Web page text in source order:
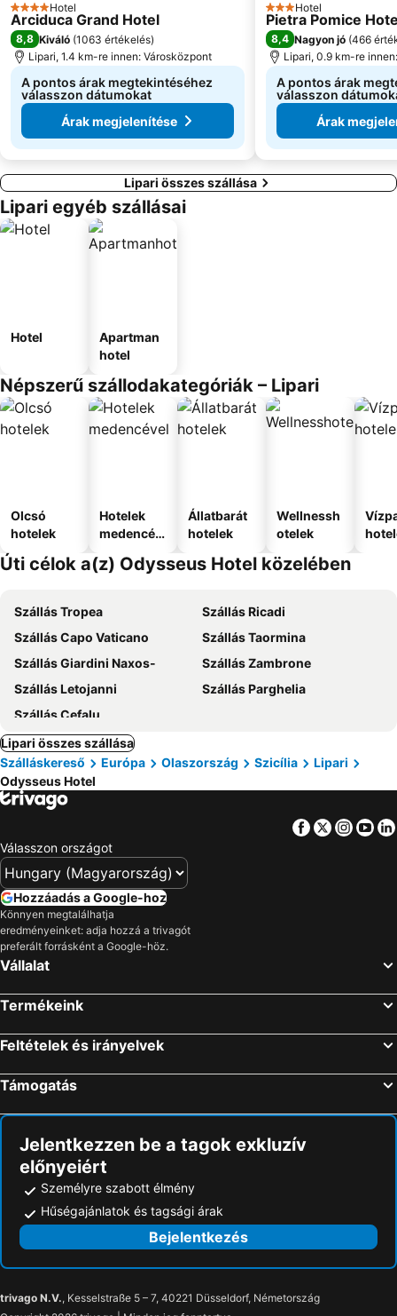
4 Kategória
Hotel
Arciduca Grand Hotel
8,8 Kiváló (1063 értékelés)
Lipari, 1.4 km-re innen: Városközpont
A pontos árak megtekintéséhez
válasszon dátumokat
Árak megjelenítése
3 Kategória
Hotel
Pietra Pomice
8,4 Nagyon jó (466
Lipari, 0.9 km-re
A pontos árak
válasszon
Árak
Lipari összes szállása
Lipari egyéb szállásai
Hotel
Apartman
hotel
Népszerű szállodakategóriák – Lipari
Olcsó
hotelek
Hotelek
medencév
Állatbarát
hotelek
Wellnessh
otelek
Úti célok a(z) Odysseus Hotel közelében
Szállás Tropea
Szállás Ricadi
Szállás Capo Vaticano
Szállás Taormina
Szállás Giardini Naxos-
Szállás Zambrone
Szállás Letojanni
Szállás Parghelia
Szállás Cefalu
Lipari összes szállása
Szálláskereső
Európa Olaszország Szicília
Lipari
Odysseus Hotel
Facebook
Twitter
Válasszon országot
Hozzáadás a Google-hoz
Könnyen megtalálhatja
eredményeinket: adja hozzá a trivagót
preferált forrásként a Google-höz.
Vállalat
Termékeink
Feltételek és irányelvek
Támogatás
Jelentkezzen be a tagok exkluzív
előnyeiért
Személyre szabott élmény
Hűségajánlatok és tagsági árak
Bejelentkezés
trivago N.V., Kesselstraße 5 – 7, 40221 Düsseldorf, Németország